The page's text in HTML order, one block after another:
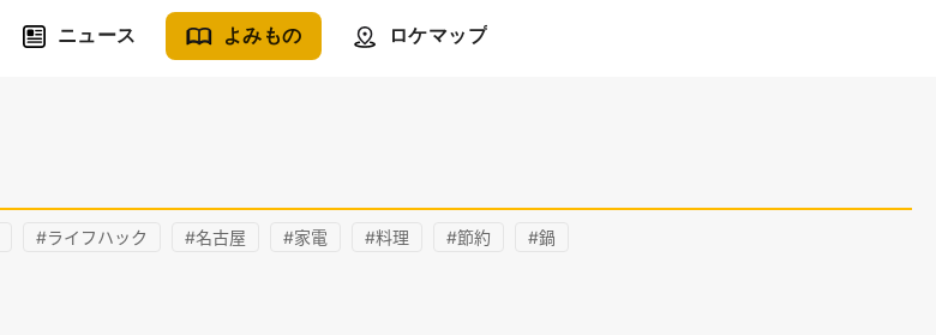
ニュース よみもの ロケマップ
#ライフハック #名古屋 #家電 #料理 #節約 #鍋